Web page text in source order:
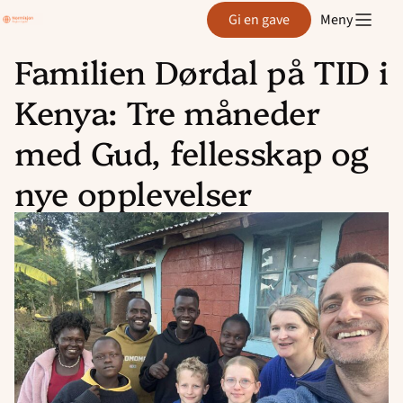
Hopp
til
innhold
Agder Gi en gave Meny
Familien Dørdal på TID i
Kenya: Tre måneder
med Gud, fellesskap og
nye opplevelser